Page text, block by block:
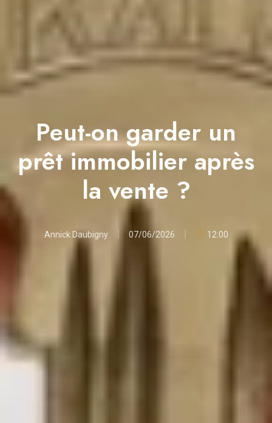
Peut-on garder un
prêt immobilier après
la vente ?
Annick Daubigny 07/06/2026 12:00